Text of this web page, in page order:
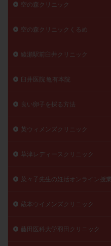
空の森クリニック
空の森クリニックくるめ
綾瀬駅前臼井クリニック
臼井医院 亀有本院
良い卵子を採る方法
英ウィメンズクリニック
草津レディースクリニック
菜々子先生の妊活オンライン授業
蔵本ウイメンズクリニック
藤田医科大学羽田クリニック